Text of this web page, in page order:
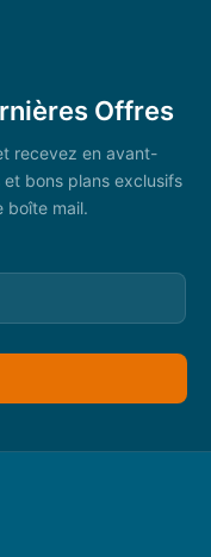
Offres
recevez en avant-
bons plans exclusifs
mail.